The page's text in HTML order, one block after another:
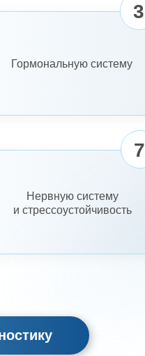
Гормональную систему
3
Нервную систему
и стрессоустойчивость
7